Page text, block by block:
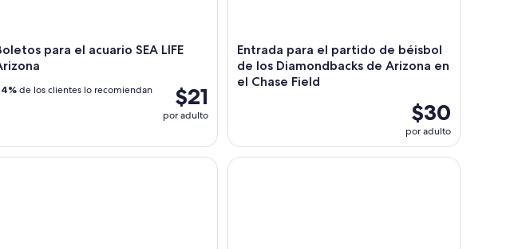
para el acuario SEA LIFE
$21
por adulto
de los clientes lo recomiendan
Entrada para el partido de béisbol
de los Diamondbacks de Arizona en
el Chase Field
$30
por adulto
sin conductor en el desierto de Sonora
en globo aerostático por el área de Phoenix en el globo más grande de EE.
Paseo en globo aerostático al amanecer en